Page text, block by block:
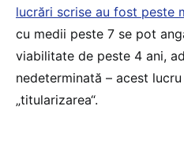
lucrări scrise au fost peste
cu medii peste 7 se pot
viabilitate de peste 4 ani,
nedeterminată – acest
„titularizarea“.